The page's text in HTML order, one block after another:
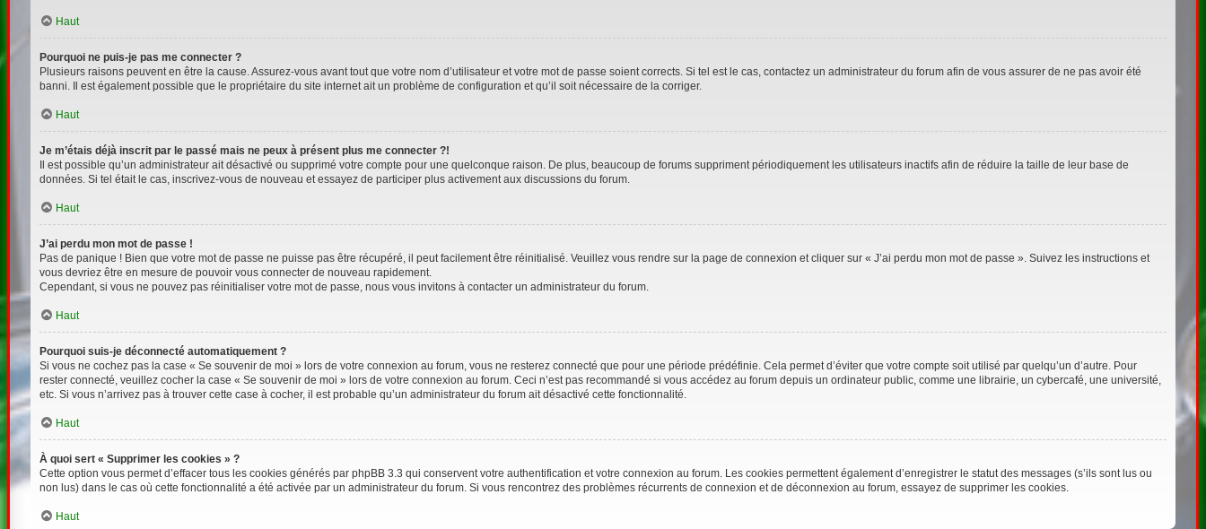
Haut
Pourquoi ne puis-je pas me connecter ?
Plusieurs raisons peuvent en être la cause. Assurez-vous avant tout que votre nom d’utilisateur et votre mot de passe soient corrects. Si tel est le cas, contactez un administrateur du forum afin de vous assurer de ne pas avoir été
banni. Il est également possible que le propriétaire du site internet ait un problème de configuration et qu’il soit nécessaire de la corriger.
Haut
Je m’étais déjà inscrit par le passé mais ne peux à présent plus me connecter ?!
Il est possible qu’un administrateur ait désactivé ou supprimé votre compte pour une quelconque raison. De plus, beaucoup de forums suppriment périodiquement les utilisateurs inactifs afin de réduire la taille de leur base de
données. Si tel était le cas, inscrivez-vous de nouveau et essayez de participer plus activement aux discussions du forum.
Haut
J’ai perdu mon mot de passe !
Pas de panique ! Bien que votre mot de passe ne puisse pas être récupéré, il peut facilement être réinitialisé. Veuillez vous rendre sur la page de connexion et cliquer sur « J’ai perdu mon mot de passe ». Suivez les instructions et
vous devriez être en mesure de pouvoir vous connecter de nouveau rapidement.
Cependant, si vous ne pouvez pas réinitialiser votre mot de passe, nous vous invitons à contacter un administrateur du forum.
Haut
Pourquoi suis-je déconnecté automatiquement ?
Si vous ne cochez pas la case « Se souvenir de moi » lors de votre connexion au forum, vous ne resterez connecté que pour une période prédéfinie. Cela permet d’éviter que votre compte soit utilisé par quelqu’un d’autre. Pour
rester connecté, veuillez cocher la case « Se souvenir de moi » lors de votre connexion au forum. Ceci n’est pas recommandé si vous accédez au forum depuis un ordinateur public, comme une librairie, un cybercafé, une université,
etc. Si vous n’arrivez pas à trouver cette case à cocher, il est probable qu’un administrateur du forum ait désactivé cette fonctionnalité.
Haut
À quoi sert « Supprimer les cookies » ?
Cette option vous permet d’effacer tous les cookies générés par phpBB 3.3 qui conservent votre authentification et votre connexion au forum. Les cookies permettent également d’enregistrer le statut des messages (s’ils sont lus ou
non lus) dans le cas où cette fonctionnalité a été activée par un administrateur du forum. Si vous rencontrez des problèmes récurrents de connexion et de déconnexion au forum, essayez de supprimer les cookies.
Haut